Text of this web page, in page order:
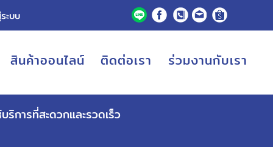
ะบบ
สินค้าออนไลน์ ติดต่อเรา ร่วมงานกับเรา
ริการที่สะดวกและรวดเร็ว